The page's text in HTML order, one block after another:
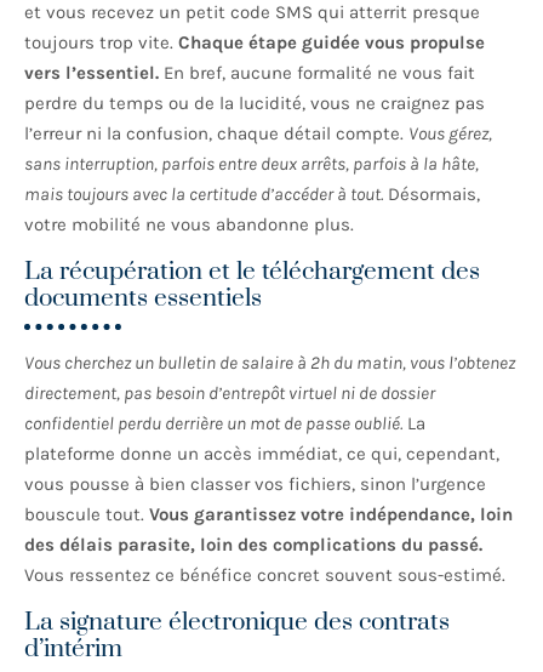
et vous recevez un petit code SMS qui atterrit presque
toujours trop vite. Chaque étape guidée vous propulse
vers l’essentiel. En bref, aucune formalité ne vous fait
perdre du temps ou de la lucidité, vous ne craignez pas
l’erreur ni la confusion, chaque détail compte. Vous gérez,
sans interruption, parfois entre deux arrêts, parfois à la hâte,
mais toujours avec la certitude d’accéder à tout. Désormais,
votre mobilité ne vous abandonne plus.
La récupération et le téléchargement des
documents essentiels
Vous cherchez un bulletin de salaire à 2h du matin, vous l’obtenez
directement, pas besoin d’entrepôt virtuel ni de dossier
confidentiel perdu derrière un mot de passe oublié. La
plateforme donne un accès immédiat, ce qui, cependant,
vous pousse à bien classer vos fichiers, sinon l’urgence
bouscule tout. Vous garantissez votre indépendance, loin
des délais parasite, loin des complications du passé.
Vous ressentez ce bénéfice concret souvent sous-estimé.
La signature électronique des contrats
d’intérim